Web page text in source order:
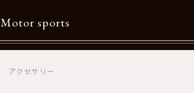
Motor sports
アクセサリー